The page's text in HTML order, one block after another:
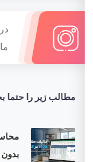
در
ما
مطالب زیر را حتما
بدون IF و SUMPRODUCT